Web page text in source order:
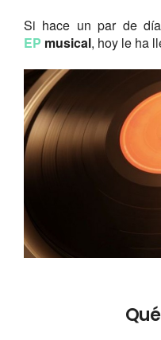
Si hace un par de
EP musical, hoy le ha